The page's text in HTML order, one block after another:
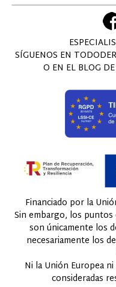
SÍGUENOS EN
O EN EL BLOG
Financiado por la
Sin embargo, los puntos
son únicamente los
necesariamente los
Ni la Unión Europea
consideradas